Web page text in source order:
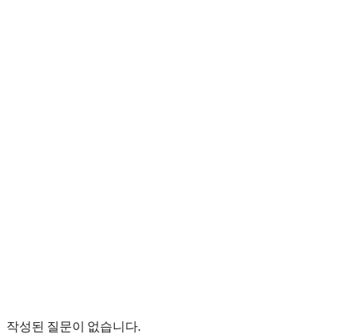
작성된 질문이 없습니다.